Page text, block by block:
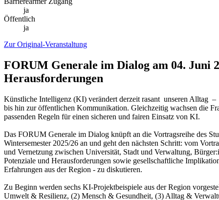
ja
Öffentlich
ja
Zur Original-Veranstaltung
FORUM Generale im Dialog am 04. Juni
Herausforderungen
Künstliche Intelligenz (KI) verändert derzeit rasant unseren Alltag
bis hin zur öffentlichen Kommunikation. Gleichzeitig wachsen die
passenden Regeln für einen sicheren und fairen Einsatz von KI.
Das FORUM Generale im Dialog knüpft an die Vortragsreihe des
Wintersemester 2025/26 an und geht den nächsten Schritt: vom
und Vernetzung zwischen Universität, Stadt und Verwaltung,
Potenziale und Herausforderungen sowie gesellschaftliche
Erfahrungen aus der Region - zu diskutieren.
Zu Beginn werden sechs KI-Projektbeispiele aus der Region
Umwelt & Resilienz, (2) Mensch & Gesundheit, (3) Alltag &